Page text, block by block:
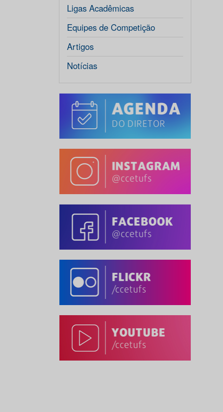
Ligas Acadêmicas
Equipes de Competição
Artigos
Notícias